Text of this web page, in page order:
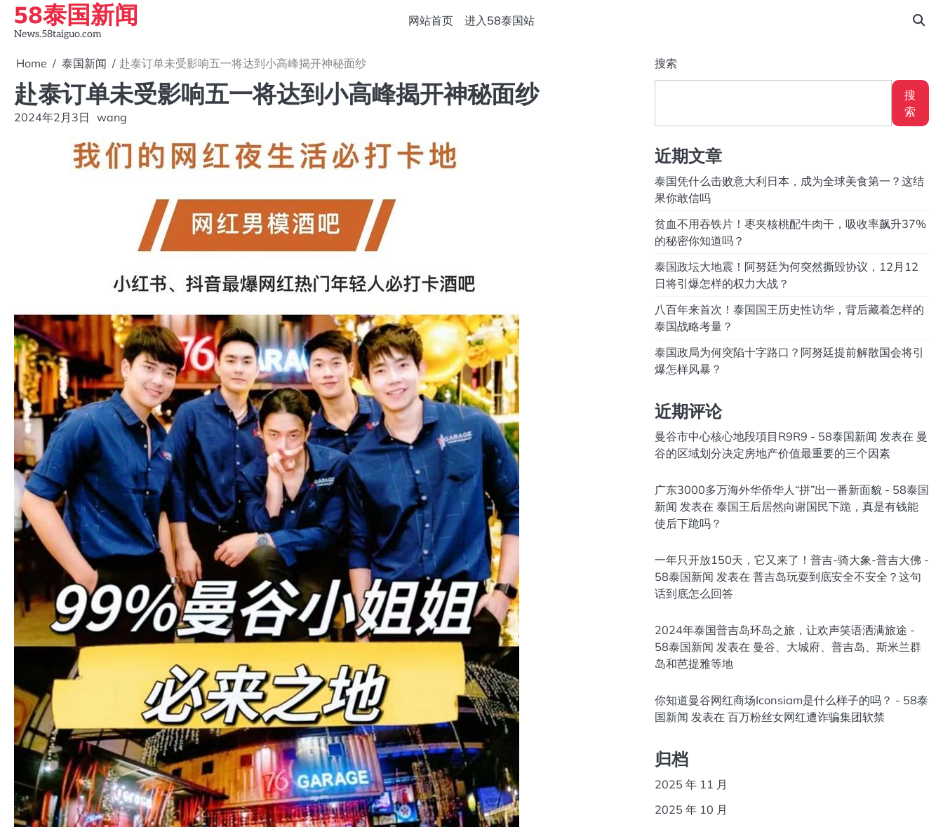
Skip
content
58泰国新闻
News.58taiguo.com
网站首页 进入58泰国站
Home 泰国新闻 赴泰订单未受影响五一将达到小高峰揭开神秘面纱
赴泰订单未受影响五一将达到小高峰揭开神秘面纱
2024年2月3日 wang
搜索
搜
索
近期文章
泰国凭什么击败意大利日本，成为全球美食第一？这结
果你敢信吗
贫血不用吞铁片！枣夹核桃配牛肉干，吸收率飙升37%
的秘密你知道吗？
泰国政坛大地震！阿努廷为何突然撕毁协议，12月12
日将引爆怎样的权力大战？
八百年来首次！泰国国王历史性访华，背后藏着怎样的
泰国战略考量？
泰国政局为何突陷十字路口？阿努廷提前解散国会将引
爆怎样风暴？
近期评论
曼谷市中心核心地段項目R9R9 - 58泰国新闻 发表在 曼
谷的区域划分决定房地产价值最重要的三个因素
广东3000多万海外华侨华人“拼”出一番新面貌 - 58泰国
新闻 发表在 泰国王后居然向谢国民下跪，真是有钱能
使后下跪吗？
一年只开放150天，它又来了！普吉-骑大象-普吉大佛 -
58泰国新闻 发表在 普吉岛玩耍到底安全不安全？这句
话到底怎么回答
2024年泰国普吉岛环岛之旅，让欢声笑语洒满旅途 -
58泰国新闻 发表在 曼谷、大城府、普吉岛、斯米兰群
岛和芭提雅等地
你知道曼谷网红商场Iconsiam是什么样子的吗？ - 58泰
国新闻 发表在 百万粉丝女网红遭诈骗集团软禁
归档
2025 年 11 月
2025 年 10 月